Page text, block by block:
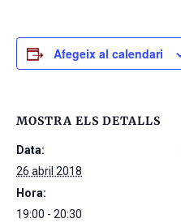
Afegeix al calendari
MOSTRA ELS DETALLS
Data:
26 abril 2018
Hora:
19:00 - 20:30